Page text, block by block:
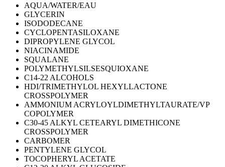
AQUA/WATER/EAU
GLYCERIN
ISODODECANE
CYCLOPENTASILOXANE
DIPROPYLENE GLYCOL
NIACINAMIDE
SQUALANE
POLYMETHYLSILSESQUIOXANE
C14-22 ALCOHOLS
HDI/TRIMETHYLOL HEXYLLACTONE
CROSSPOLYMER
AMMONIUM ACRYLOYLDIMETHYLTAURATE/VP
COPOLYMER
C30-45 ALKYL CETEARYL DIMETHICONE
CROSSPOLYMER
CARBOMER
PENTYLENE GLYCOL
TOCOPHERYL ACETATE